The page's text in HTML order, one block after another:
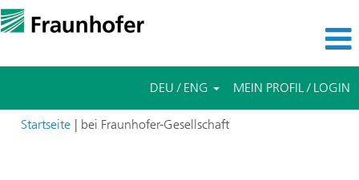
DEU / ENG MEIN PROFIL / LOGIN
Startseite | bei Fraunhofer-Gesellschaft(aktuelle